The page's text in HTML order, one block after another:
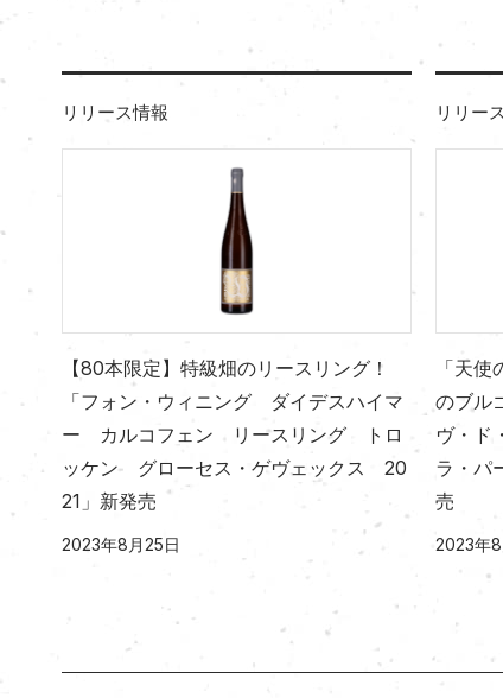
リリース情報
【80本限定】特級畑のリースリング！
「フォン・ウィニング ダイデスハイマ
ー カルコフェン リースリング トロ
ッケン グローセス・ゲヴェックス 20
21」新発売
2023年8月25日
リリー
「天
のブル
ヴ・
ラ・パ
売
2023年8